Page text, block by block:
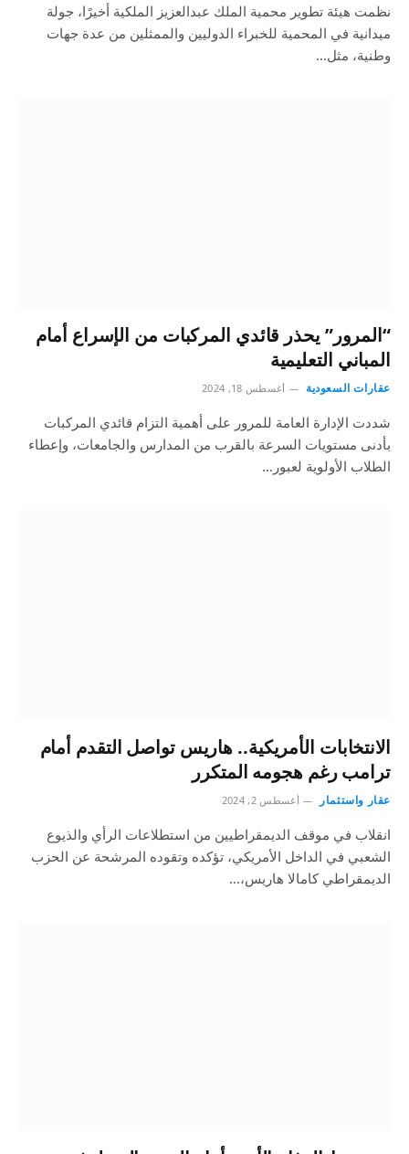
نظمت هيئة تطوير محمية الملك عبدالعزيز الملكية أخيرًا، جولة
ميدانية في المحمية للخبراء الدوليين والممثلين من عدة جهات
وطنية، مثل…
“المرور” يحذر قائدي المركبات من الإسراع أمام
المباني التعليمية
عقارات السعودية أغسطس 18, 2024
شددت الإدارة العامة للمرور على أهمية التزام قائدي المركبات
بأدنى مستويات السرعة بالقرب من المدارس والجامعات، وإعطاء
الطلاب الأولوية لعبور…
الانتخابات الأمريكية.. هاريس تواصل التقدم أمام
ترامب رغم هجومه المتكرر
عقار واستثمار أغسطس 2, 2024
انقلاب في موقف الديمقراطيين من استطلاعات الرأي والذيوع
الشعبي في الداخل الأمريكي، تؤكده وتقوده المرشحة عن الحزب
الديمقراطي كامالا هاريس،…